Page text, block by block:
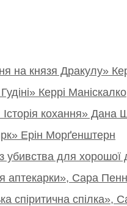
на князя Дракулу»
Керрі Маніскалко
Історія кохання» Дана
Ерін Морґенштерн
убивства для хорошої
аптекарки», Сара
спіритична спілка»,